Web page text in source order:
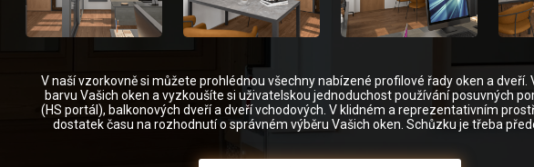
V naší vzorkovně si můžete prohlédnou všechny nabízené profilové řady oken a dveří.
barvu Vašich oken a vyzkoušíte si uživatelskou jednoduchost používání posuvných
(HS portál), balkonových dveří a dveří vchodových. V klidném a reprezentativním
dostatek času na rozhodnutí o správném výběru Vašich oken. Schůzku je třeba